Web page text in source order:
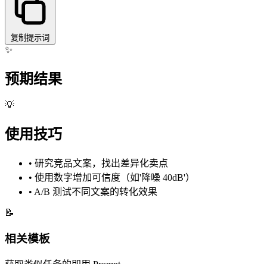
复制提示词
✨
预期结果
💡
使用技巧
• 研究竞品文案，找出差异化卖点
• 使用数字增加可信度（如'降噪 40dB'）
• A/B 测试不同文案的转化效果
📝
相关模板